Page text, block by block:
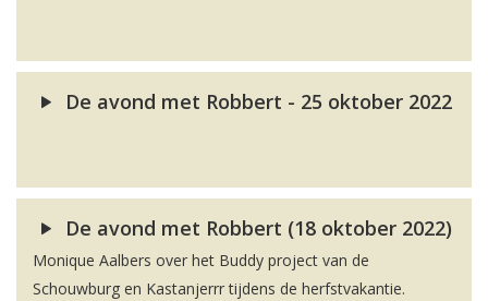
De avond met Robbert - 25 oktober 2022
De avond met Robbert (18 oktober 2022)
Monique Aalbers over het Buddy project van de
Schouwburg en Kastanjerrr tijdens de herfstvakantie.